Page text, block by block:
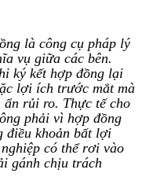
là công cụ pháp lý
vụ giữa các bên.
ký kết hợp đồng lại
lợi ích trước mắt mà
ẩn rủi ro. Thực tế cho
phải vì hợp đồng
điều khoản bất lợi
có thể rơi vào
gánh chịu trách